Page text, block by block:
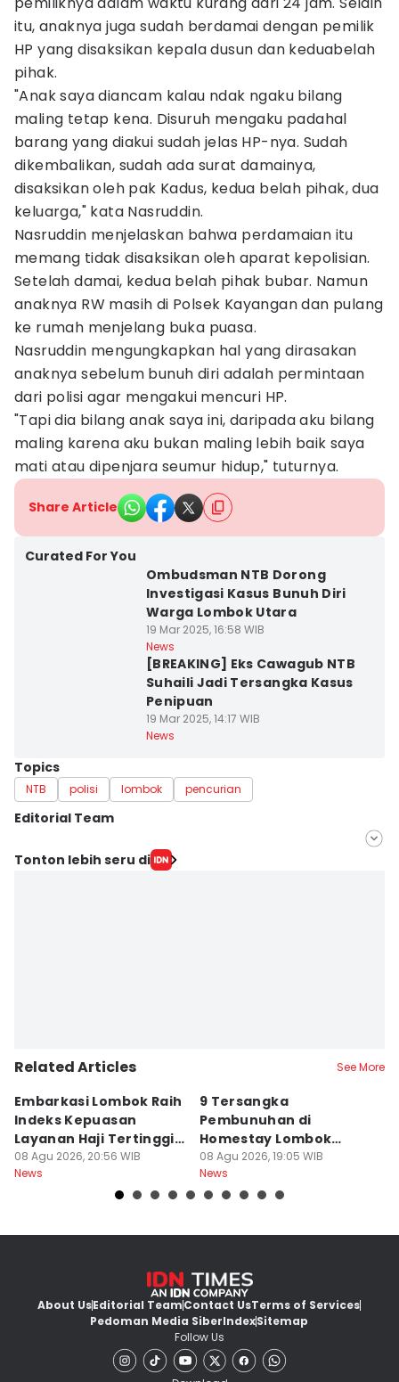
itu, anaknya juga sudah berdamai dengan pemilik
HP yang disaksikan kepala dusun dan keduabelah
pihak.
"Anak saya diancam kalau ndak ngaku bilang
maling tetap kena. Disuruh mengaku padahal
barang yang diakui sudah jelas HP-nya. Sudah
dikembalikan, sudah ada surat damainya,
disaksikan oleh pak Kadus, kedua belah pihak, dua
keluarga," kata Nasruddin.
Nasruddin menjelaskan bahwa perdamaian itu
memang tidak disaksikan oleh aparat kepolisian.
Setelah damai, kedua belah pihak bubar. Namun
anaknya RW masih di Polsek Kayangan dan pulang
ke rumah menjelang buka puasa.
Nasruddin mengungkapkan hal yang dirasakan
anaknya sebelum bunuh diri adalah permintaan
dari polisi agar mengakui mencuri HP.
"Tapi dia bilang anak saya ini, daripada aku bilang
maling karena aku bukan maling lebih baik saya
mati atau dipenjara seumur hidup," tuturnya.
Share Article
Curated For You
Ombudsman NTB Dorong
Investigasi Kasus Bunuh Diri
Warga Lombok Utara
19 Mar 2025, 16:58 WIB
News
[BREAKING] Eks Cawagub NTB
Suhaili Jadi Tersangka Kasus
Penipuan
19 Mar 2025, 14:17 WIB
News
Topics
NTB polisi lombok pencurian
Editorial Team
Editor
Tonton lebih seru di
Related Articles See More
Embarkasi Lombok Raih
Indeks Kepuasan
Layanan Haji Tertinggi
Nasional
08 Agu 2026, 20:56 WIB
News
9 Tersangka
Pembunuhan di
Homestay Lombok
Barat Dilimpahkan ke
Jaksa
08 Agu 2026, 19:05 WIB
News
About UsEditorial TeamContact UsTerms of Services
Pedoman Media SiberIndexSitemap
Follow Us